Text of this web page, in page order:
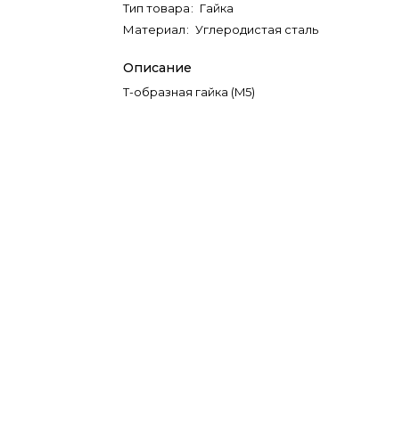
Тип товара: Гайка
Материал: Углеродистая сталь
Описание
Т-образная гайка (M5)